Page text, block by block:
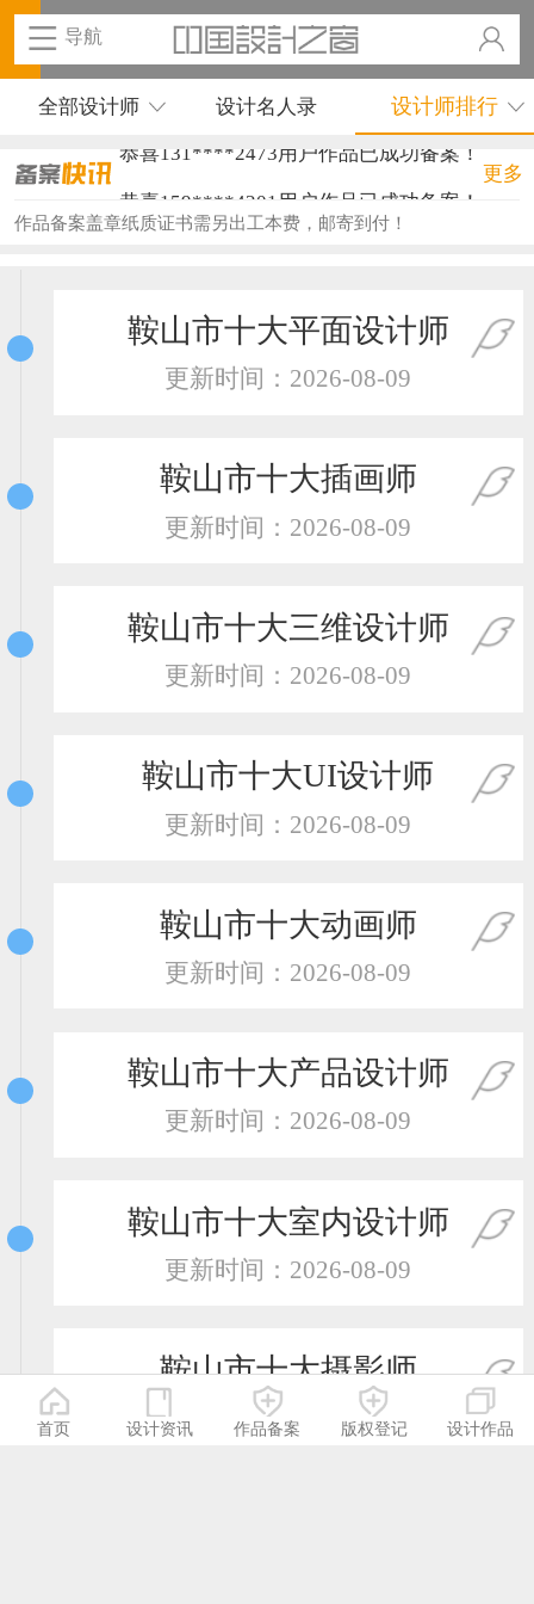
导航
全部设计师 设计名人录 设计师排行
恭喜131****2473用户作品已成功备案！
恭喜159****4201用户作品已成功备案！
恭喜133****8874用户作品已成功备案！
恭喜138****8638用户作品已成功备案！
恭喜136****9807用户作品已成功备案！
恭喜159****4930用户作品已成功备案！
更多
作品备案盖章纸质证书需另出工本费，邮寄到付！
鞍山市十大平面设计师
更新时间：2026-08-09
鞍山市十大插画师
更新时间：2026-08-09
鞍山市十大三维设计师
更新时间：2026-08-09
鞍山市十大UI设计师
更新时间：2026-08-09
鞍山市十大动画师
更新时间：2026-08-09
鞍山市十大产品设计师
更新时间：2026-08-09
鞍山市十大室内设计师
更新时间：2026-08-09
鞍山市十大摄影师
更新时间：2026-08-09
首页 设计资讯 作品备案 版权登记 设计作品